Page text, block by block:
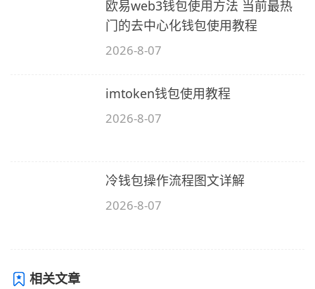
欧易web3钱包使用方法 当前最热
门的去中心化钱包使用教程
2026-8-07
imtoken钱包使用教程
2026-8-07
冷钱包操作流程图文详解
2026-8-07
相关文章